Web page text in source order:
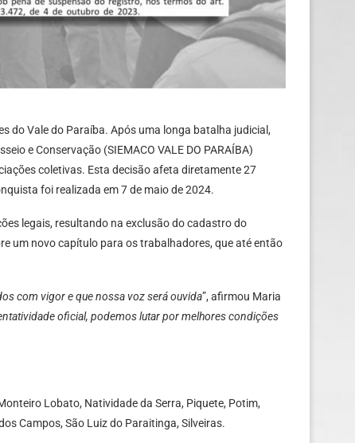
do Vale do Paraíba. Após uma longa batalha judicial,
e Conservação (SIEMACO VALE DO PARAÍBA)
coletivas. Esta decisão afeta diretamente 27
foi realizada em 7 de maio de 2024.
legais, resultando na exclusão do cadastro do
um novo capítulo para os trabalhadores, que até então
com vigor e que nossa voz será ouvida”, afirmou Maria
oficial, podemos lutar por melhores condições
Lobato, Natividade da Serra, Piquete, Potim,
Campos, São Luiz do Paraitinga, Silveiras.